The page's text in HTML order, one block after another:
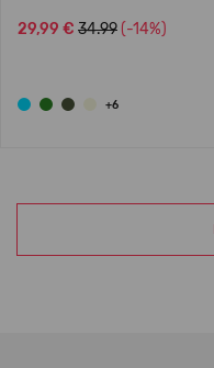
29,99 € 34.99 (-14%)
+6